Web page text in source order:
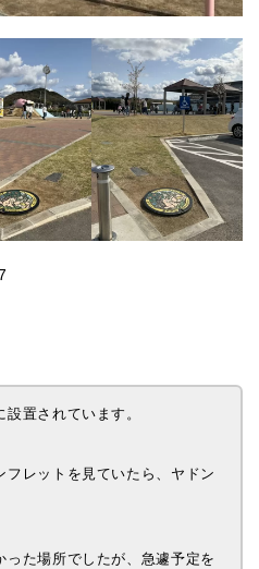
置されています。
フレットを見ていたら、ヤドン
った場所でしたが、急遽予定を